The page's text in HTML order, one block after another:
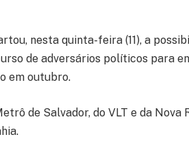
nesta quinta-feira (11), a
de adversários políticos para
em outubro.
de Salvador, do VLT e da Nova